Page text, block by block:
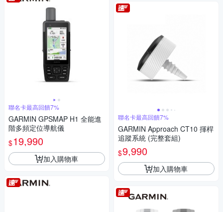
聯名卡最高回饋7%
GARMIN GPSMAP H1 全能進
階多頻定位導航儀
$19,990
加入購物車
聯名卡最高回饋7%
GARMIN Approach CT10 揮桿
追蹤系統 (完整套組)
$9,990
加入購物車